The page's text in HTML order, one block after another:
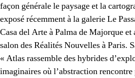
façon générale le paysage et la
exposé récemment à la galerie Le
Casa del Arte à Palma de Majorque et
salon des Réalités Nouvelles à Paris.
« Atlas rassemble des hybrides
imaginaires où l’abstraction rencontre